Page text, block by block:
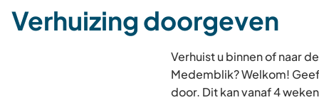
Verhuizing doorgeven
Verhuist u binnen of naar
Medemblik? Welkom!
door. Dit kan vanaf 4